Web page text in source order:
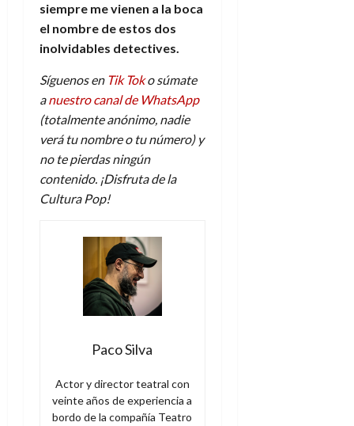
siempre me vienen a la boca
el nombre de estos dos
inolvidables detectives.
Síguenos en Tik Toko súmate
anuestro canal de WhatsApp
(totalmente anónimo, nadie
verá tu nombre o tu número) y
no te pierdas ningún
contenido. ¡Disfruta de la
Cultura Pop!
Paco Silva
Actor y director teatral con
veinte años de experiencia a
bordo de la compañía Teatro